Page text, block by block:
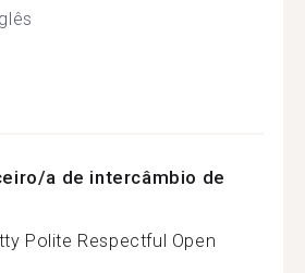
a de intercâmbio de
Polite Respectful Open